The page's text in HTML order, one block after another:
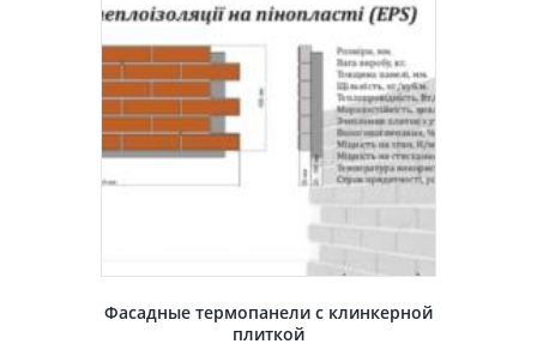
Фасадные термопанели с клинкерной
плиткой